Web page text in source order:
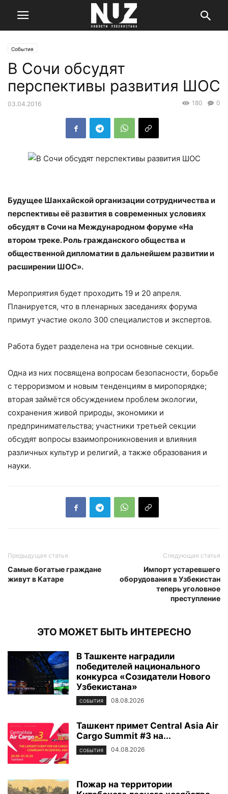
События
В Сочи обсудят
перспективы развития ШОС
03.04.2016 0
180
Будущее Шанхайской организации сотрудничества и
перспективы её развития в современных условиях
обсудят в Сочи на Международном форуме «На
втором треке. Роль гражданского общества и
общественной дипломатии в дальнейшем развитии и
расширении ШОС».
Мероприятия будет проходить 19 и 20 апреля.
Планируется, что в пленарных заседаниях форума
примут участие около 300 специалистов и экспертов.
Работа будет разделена на три основные секции.
Одна из них посвящена вопросам безопасности, борьбе
с терроризмом и новым тенденциям в миропорядке;
вторая займётся обсуждением проблем экологии,
сохранения живой природы, экономики и
предпринимательства; участники третьей секции
обсудят вопросы взаимопроникновения и влияния
различных культур и религий, а также образования и
науки.
Предыдущая статья
Самые богатые граждане
живут в Катаре
Следующая статья
Импорт устаревшего
оборудования в Узбекистан
теперь уголовное
преступление
ЭТО МОЖЕТ БЫТЬ ИНТЕРЕСНО
В Ташкенте наградили
победителей национального
конкурса «Созидатели Нового
Узбекистана»
СОБЫТИЯ 08.08.2026
Ташкент примет Central Asia Air
Cargo Summit #3 на...
СОБЫТИЯ 04.08.2026
Пожар на территории